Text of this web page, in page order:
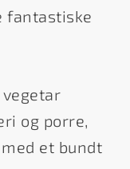
fantastiske
og porre,
et bundt